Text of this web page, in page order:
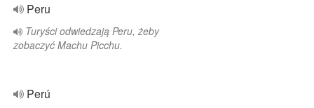
Peru
Turyści odwiedzają Peru, żeby
zobaczyć Machu Picchu.
Perú